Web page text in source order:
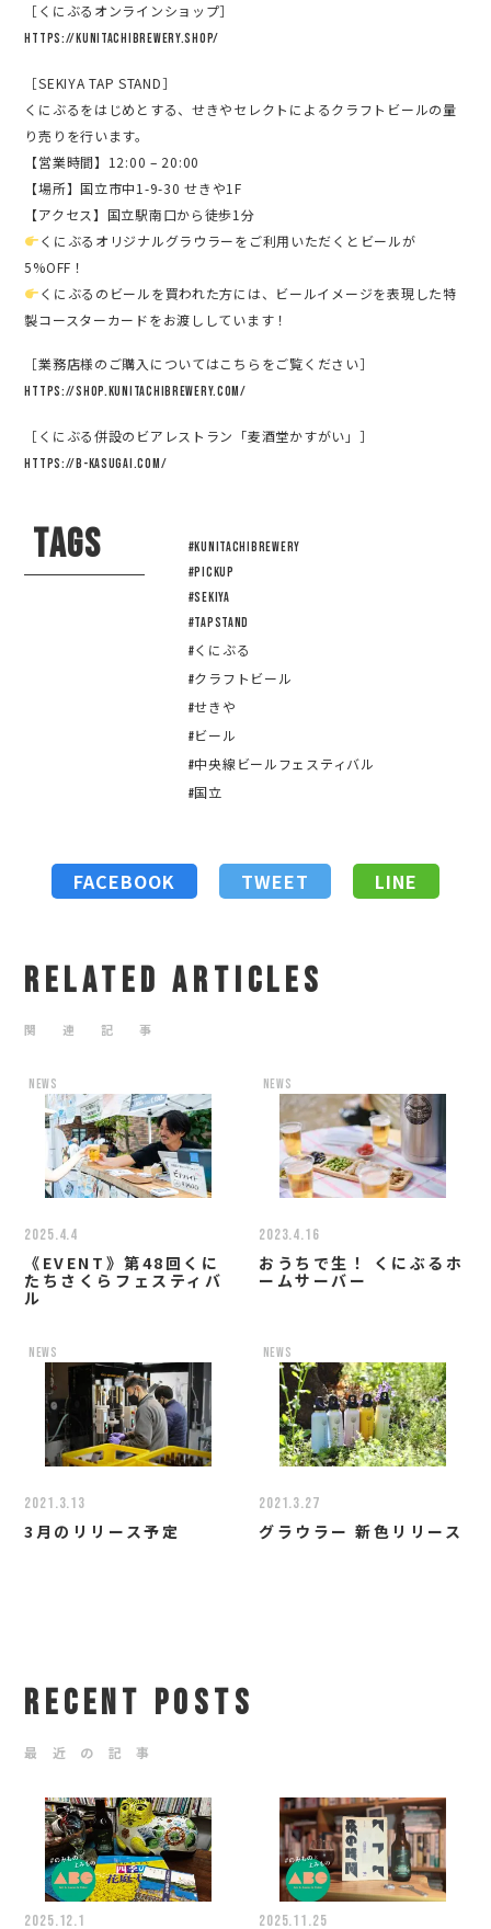
［くにぶるオンラインショップ］
https://kunitachibrewery.shop/
［SEKIYA TAP STAND］
くにぶるをはじめとする、せきやセレクトによるクラフトビールの量
り売りを行います。
【営業時間】12:00 – 20:00
【場所】国立市中1-9-30 せきや1F
【アクセス】国立駅南口から徒歩1分
くにぶるオリジナルグラウラーをご利用いただくとビールが
5%OFF！
くにぶるのビールを買われた方には、ビールイメージを表現した特
製コースターカードをお渡ししています！
［業務店様のご購入についてはこちらをご覧ください］
https://shop.kunitachibrewery.com/
［くにぶる併設のビアレストラン「麦酒堂かすがい」］
https://b-kasugai.com/
TAGS
#KUNITACHIBREWERY
#pickup
#sekiya
#tapstand
#くにぶる
#クラフトビール
#せきや
#ビール
#中央線ビールフェスティバル
#国立
FACEBOOK TWEET LINE
RELATED ARTICLES
関 連 記 事
news
2025.4.4
《EVENT》第48回くに
たちさくらフェスティバ
ル
news
2023.4.16
おうちで生！ くにぶるホ
ームサーバー
news
2021.3.13
3月のリリース予定
news
2021.3.27
グラウラー 新色リリース
RECENT POSTS
最 近 の 記 事
2025.12.1 2025.11.25